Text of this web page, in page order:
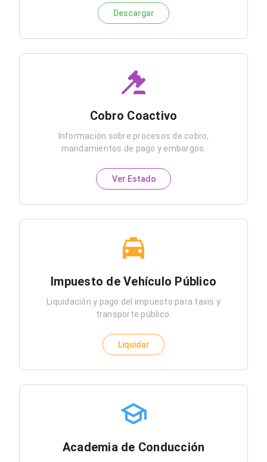
Descargar
Cobro Coactivo
Información sobre procesos de cobro,
mandamientos de pago y embargos.
Ver Estado
Impuesto de Vehículo Público
Liquidación y pago del impuesto para taxis y
transporte público.
Liquidar
Academia de Conducción